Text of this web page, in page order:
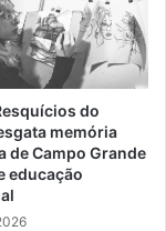
do
memória
de Campo Grande
educação